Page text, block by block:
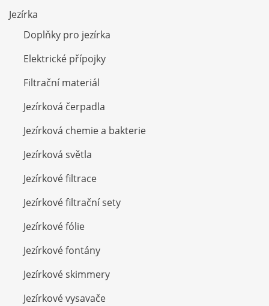
Jezírka
Doplňky pro jezírka
Elektrické přípojky
Filtrační materiál
Jezírková čerpadla
Jezírková chemie a bakterie
Jezírková světla
Jezírkové filtrace
Jezírkové filtrační sety
Jezírkové fólie
Jezírkové fontány
Jezírkové skimmery
Jezírkové vysavače